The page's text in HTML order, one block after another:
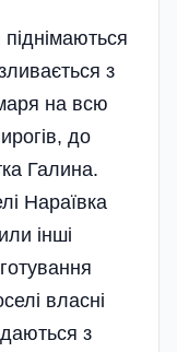
з
на всю
до
Галина.
Нараївка
інші
власні
з